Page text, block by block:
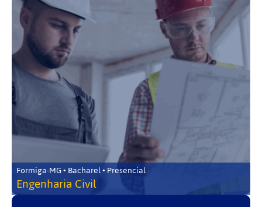
Formiga-MG • Bacharel • Presencial
Engenharia Civil